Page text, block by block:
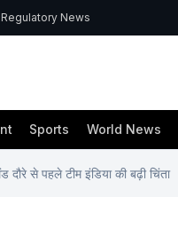
News
Sports World News
से पहले टीम इंडिया की बढ़ी चिंता